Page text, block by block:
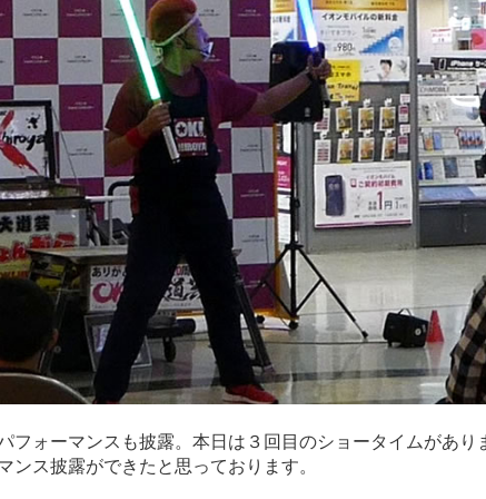
フォーマンスも披露。本日は３回目のショータイムがあり
ス披露ができたと思っております。